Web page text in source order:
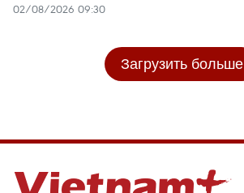
02/08/2026 09:30
Загрузить больше